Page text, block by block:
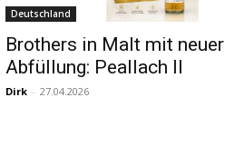
Deutschland
Brothers in Malt mit neuer
Abfüllung: Peallach II
Dirk - 27.04.2026